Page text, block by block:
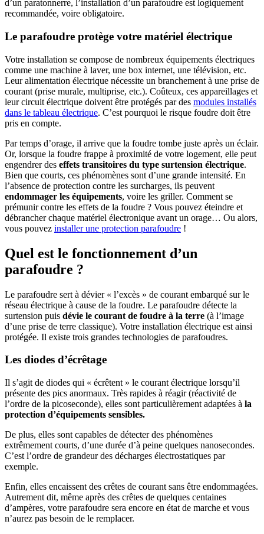
d’un paratonnerre, l’installation d’un parafoudre est logiquement
recommandée, voire obligatoire.
Le parafoudre protège votre matériel électrique
Votre installation se compose de nombreux équipements électriques
comme une machine à laver, une box internet, une télévision, etc.
Leur alimentation électrique nécessite un branchement à une prise de
courant (prise murale, multiprise, etc.). Coûteux, ces appareillages et
leur circuit électrique doivent être protégés par des modules installés
dans le tableau électrique. C’est pourquoi le risque foudre doit être
pris en compte.
Par temps d’orage, il arrive que la foudre tombe juste après un éclair.
Or, lorsque la foudre frappe à proximité de votre logement, elle peut
engendrer des effets transitoires du type surtension électrique.
Bien que courts, ces phénomènes sont d’une grande intensité. En
l’absence de protection contre les surcharges, ils peuvent
endommager les équipements, voire les griller. Comment se
prémunir contre les effets de la foudre ? Vous pouvez éteindre et
débrancher chaque matériel électronique avant un orage… Ou alors,
vous pouvez installer une protection parafoudre !
Quel est le fonctionnement d’un
parafoudre ?
Le parafoudre sert à dévier « l’excès » de courant embarqué sur le
réseau électrique à cause de la foudre. Le parafoudre détecte la
surtension puis dévie le courant de foudre à la terre (à l’image
d’une prise de terre classique). Votre installation électrique est ainsi
protégée. Il existe trois grandes technologies de parafoudres.
Les diodes d’écrêtage
Il s’agit de diodes qui « écrêtent » le courant électrique lorsqu’il
présente des pics anormaux. Très rapides à réagir (réactivité de
l’ordre de la picoseconde), elles sont particulièrement adaptées à la
protection d’équipements sensibles.
De plus, elles sont capables de détecter des phénomènes
extrêmement courts, d’une durée d’à peine quelques nanosecondes.
C’est l’ordre de grandeur des décharges électrostatiques par
exemple.
Enfin, elles encaissent des crêtes de courant sans être endommagées.
Autrement dit, même après des crêtes de quelques centaines
d’ampères, votre parafoudre sera encore en état de marche et vous
n’aurez pas besoin de le remplacer.